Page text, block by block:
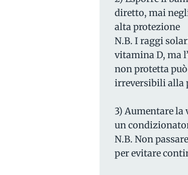
diretto, mai
alta protezione
N.B. I raggi
vitamina D, ma
non protetta
irreversibili alla
3) Aumentare
un
N.B. Non
per evitare